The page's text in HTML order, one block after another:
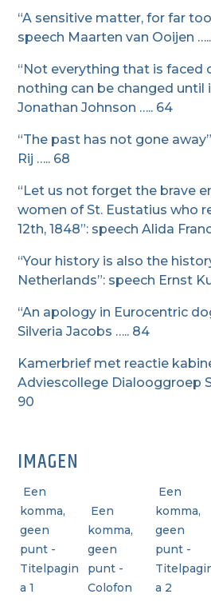
“A sensitive matter, for far
speech Maarten van Ooijen
“Not everything that is faced
nothing can be changed until
Jonathan Johnson ….. 64
“The past has not gone
Rij ….. 68
“Let us not forget the brave
women of St. Eustatius who
12th, 1848”: speech Alida
“Your history is also the
Netherlands”: speech Ernst
“An apology in Eurocentric
Silveria Jacobs ….. 84
Kamerbrief met reactie
Adviescollege Dialooggroep
90
IMAGEN
Een
komma,
geen
punt -
Titelpagin
a 1
Een
komma,
geen
punt -
Colofon
Een
komma,
geen
punt -
a 2